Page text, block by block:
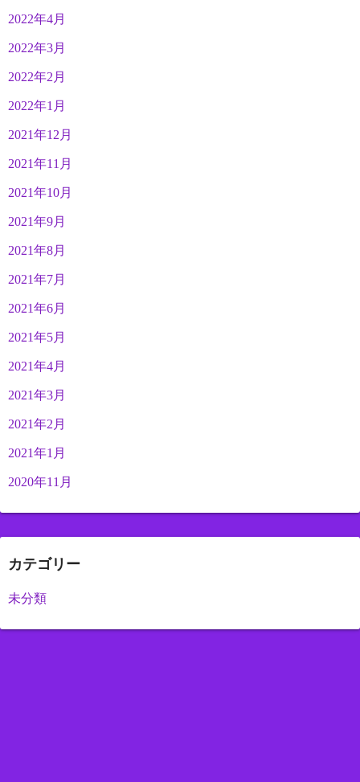
2022年4月
2022年3月
2022年2月
2022年1月
2021年12月
2021年11月
2021年10月
2021年9月
2021年8月
2021年7月
2021年6月
2021年5月
2021年4月
2021年3月
2021年2月
2021年1月
2020年11月
カテゴリー
未分類